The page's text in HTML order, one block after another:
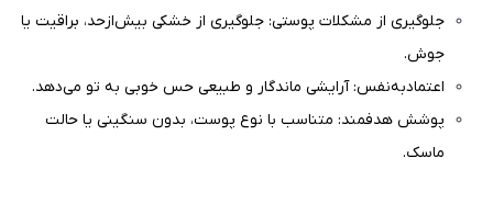
جلوگیری از مشکلات پوستی: جلوگیری از خشکی بیش‌ازحد، براقیت یا
جوش.
اعتمادبه‌نفس: آرایشی ماندگار و طبیعی حس خوبی به تو می‌دهد.
پوشش هدفمند: متناسب با نوع پوست، بدون سنگینی یا حالت
ماسک.